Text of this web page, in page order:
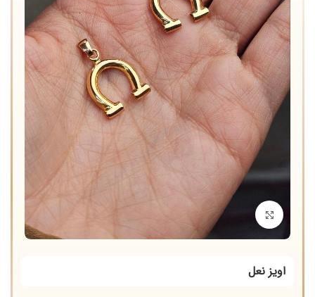
برای بزرگنمایی کلیک کنید
اویز نعل